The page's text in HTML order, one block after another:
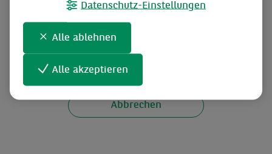
Weiter
Datenschutz-Einstellungen
Alle ablehnen
Alle akzeptieren